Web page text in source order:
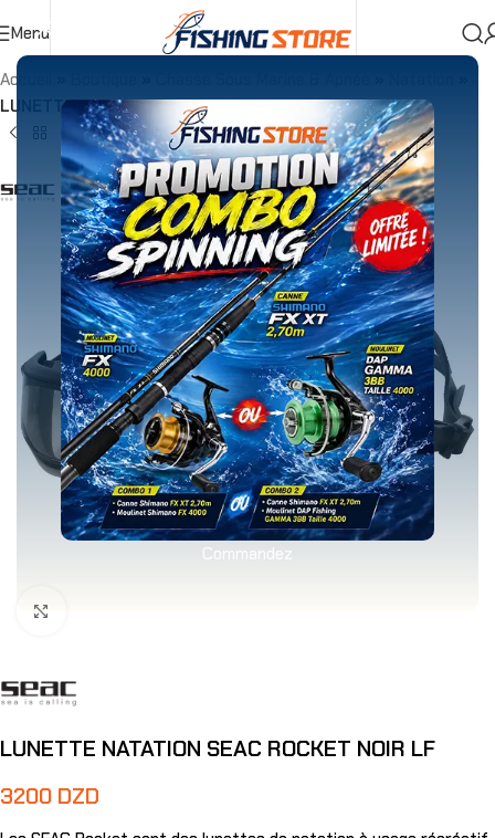
Commandez
Menu
Accueil
LUNETTE NATATION SEAC ROCKET NOIR LF
LUNETTE NATATION SEAC ROCKET NOIR LF
3200 DZD